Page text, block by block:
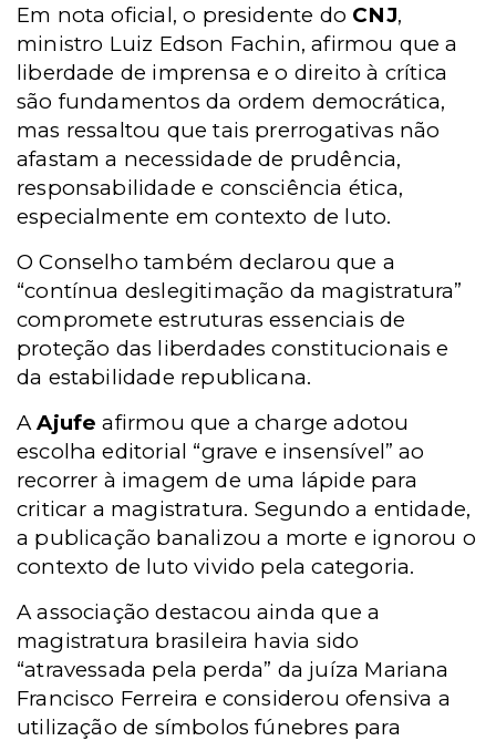
Em nota oficial, o presidente do CNJ,
ministro Luiz Edson Fachin, afirmou que a
liberdade de imprensa e o direito à crítica
são fundamentos da ordem democrática,
mas ressaltou que tais prerrogativas não
afastam a necessidade de prudência,
responsabilidade e consciência ética,
especialmente em contexto de luto.
O Conselho também declarou que a
“contínua deslegitimação da magistratura”
compromete estruturas essenciais de
proteção das liberdades constitucionais e
da estabilidade republicana.
AAjufe afirmou que a charge adotou
escolha editorial “grave e insensível” ao
recorrer à imagem de uma lápide para
criticar a magistratura. Segundo a entidade,
a publicação banalizou a morte e ignorou o
contexto de luto vivido pela categoria.
A associação destacou ainda que a
magistratura brasileira havia sido
“atravessada pela perda” da juíza Mariana
Francisco Ferreira e considerou ofensiva a
utilização de símbolos fúnebres para